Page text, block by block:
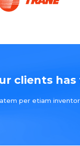
clients has
per etiam